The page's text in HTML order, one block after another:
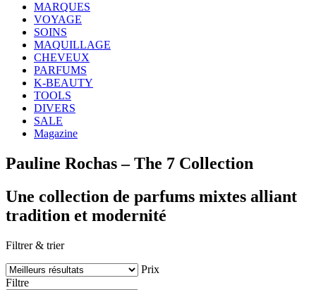
MARQUES
VOYAGE
SOINS
MAQUILLAGE
CHEVEUX
PARFUMS
K-BEAUTY
TOOLS
DIVERS
SALE
Magazine
Pauline Rochas – The 7 Collection
Une collection de parfums mixtes alliant
tradition et modernité
Filtrer & trier
Prix
Filtre